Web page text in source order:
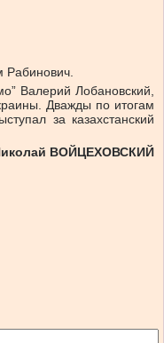
Рабинович.
Валерий Лобановский,
Дважды по итогам
за казахстанский
ВОЙЦЕХОВСКИЙ